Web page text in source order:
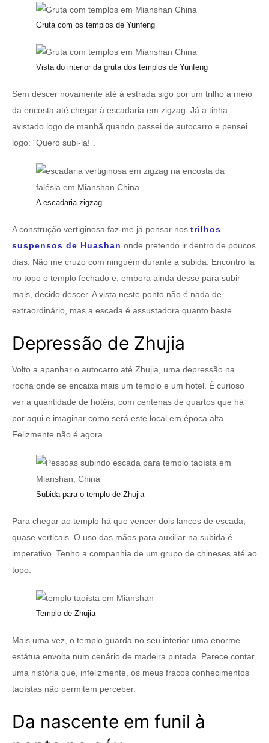
Gruta com os templos de Yunfeng
Vista do interior da gruta dos templos de Yunfeng
Sem descer novamente até à estrada sigo por um trilho a meio
da encosta até chegar à escadaria em zigzag. Já a tinha
avistado logo de manhã quando passei de autocarro e pensei
logo: “Quero subi-la!”.
A escadaria zigzag
A construção vertiginosa faz-me já pensar nos trilhos
suspensos de Huashan onde pretendo ir dentro de poucos
dias. Não me cruzo com ninguém durante a subida. Encontro la
no topo o templo fechado e, embora ainda desse para subir
mais, decido descer. A vista neste ponto não é nada de
extraordinário, mas a escada é assustadora quanto baste.
Depressão de Zhujia
Volto a apanhar o autocarro até Zhujia, uma depressão na
rocha onde se encaixa mais um templo e um hotel. É curioso
ver a quantidade de hotéis, com centenas de quartos que há
por aqui e imaginar como será este local em época alta…
Felizmente não é agora.
Subida para o templo de Zhujia
Para chegar ao templo há que vencer dois lances de escada,
quase verticais. O uso das mãos para auxiliar na subida é
imperativo. Tenho a companhia de um grupo de chineses até ao
topo.
Templo de Zhujia
Mais uma vez, o templo guarda no seu interior uma enorme
estátua envolta num cenário de madeira pintada. Parece contar
uma história que, infelizmente, os meus fracos conhecimentos
taoístas não permitem perceber.
Da nascente em funil à